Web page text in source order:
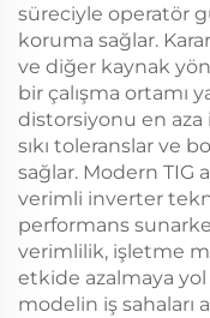
süreciyle operatör
koruma sağlar.
ve diğer kaynak
bir çalışma ortamı
distorsiyonu en aza
sıkı toleranslar ve
sağlar. Modern TIG
verimli inverter
performans
verimlilik, işletme
etkide azalmaya yol
modelin iş sahaları